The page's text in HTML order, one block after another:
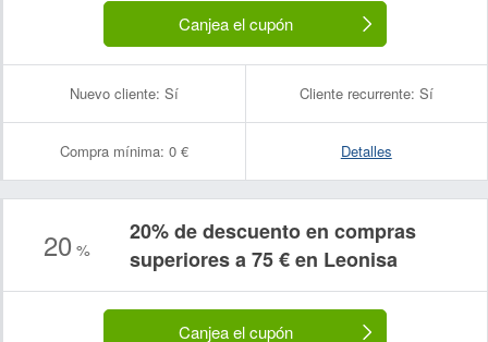
Canjea el cupón
Nuevo cliente: Sí Cliente recurrente: Sí
Compra mínima: 0 € Detalles
20 %
20% de descuento en compras
superiores a 75 € en Leonisa
Canjea el cupón